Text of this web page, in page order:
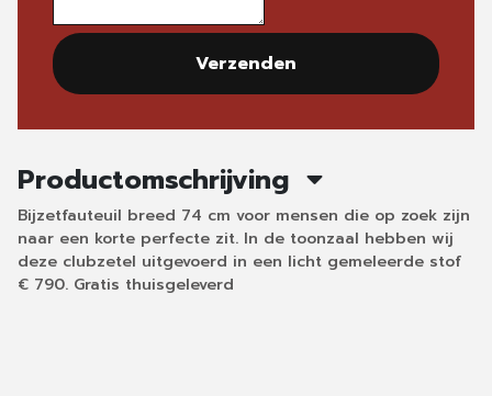
Verzenden
Productomschrijving
Bijzetfauteuil breed 74 cm voor mensen die op zoek zijn
naar een korte perfecte zit. In de toonzaal hebben wij
deze clubzetel uitgevoerd in een licht gemeleerde stof
€ 790. Gratis thuisgeleverd